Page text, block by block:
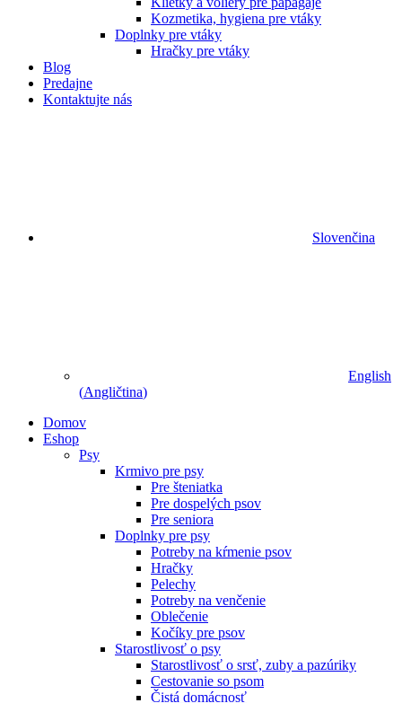
Kozmetika, hygiena pre vtáky
Doplnky pre vtáky
Hračky pre vtáky
Blog
Predajne
Kontaktujte nás
Slovenčina
English
(Angličtina)
Domov
Eshop
Psy
Krmivo pre psy
Pre šteniatka
Pre dospelých psov
Pre seniora
Doplnky pre psy
Potreby na kŕmenie psov
Hračky
Pelechy
Potreby na venčenie
Oblečenie
Kočíky pre psov
Starostlivosť o psy
Starostlivosť o srsť, zuby a pazúriky
Cestovanie so psom
Čistá domácnosť